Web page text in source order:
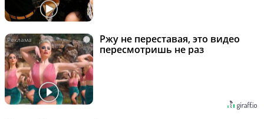
i
Ржу не переставая, это видео
пересмотришь не раз